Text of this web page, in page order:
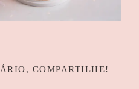
COMPARTILHE!